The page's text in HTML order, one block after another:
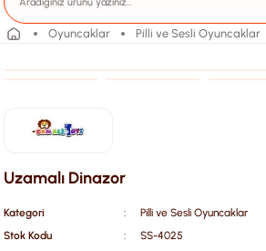
Oyuncaklar Pilli ve Sesli Oyuncaklar
Uzamalı Dinazor
Kategori
Pilli ve Sesli Oyuncaklar
Stok Kodu
SS-4025